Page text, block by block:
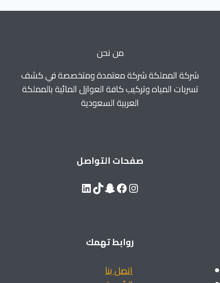
من نحن
شركة المملكة شركة معتمدة ومتخصصة في كشف
تسربات المياه وتركيب كافة العوازل المائية بالمملكة
العربية السعودية
صفحات التواصل
Instagram
Facebook
Snapchat
TikTok
LinkedIn
روابط تهمك
اتصل بنا